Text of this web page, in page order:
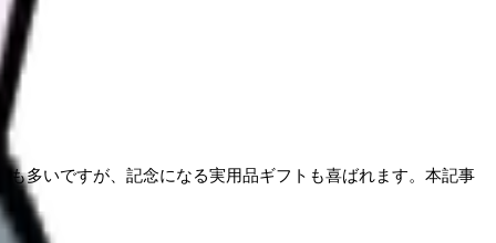
多いですが、記念になる実用品ギフトも喜ばれます。本記事